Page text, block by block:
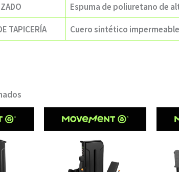
Espuma de poliuretano de
TAPICERÍA
Cuero sintético